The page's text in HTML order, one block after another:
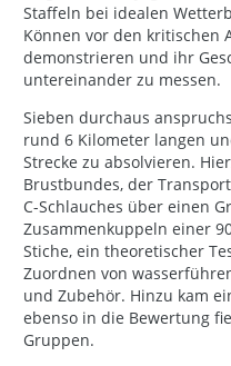
Staffeln bei idealen
Können vor den kritischen
demonstrieren und ihr
untereinander zu messen.
Sieben durchaus
rund 6 Kilometer langen
Strecke zu absolvieren.
Brustbundes, der
C-Schlauches über einen
Zusammenkuppeln einer
Stiche, ein theoretischer
Zuordnen von
und Zubehör. Hinzu kam
ebenso in die Bewertung
Gruppen.